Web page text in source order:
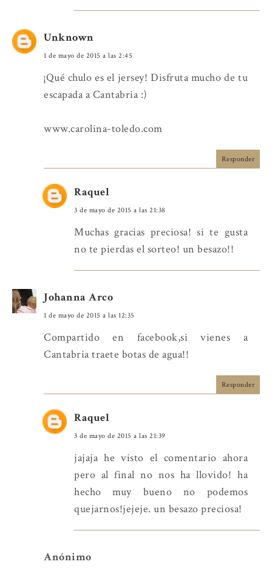
Unknown
1 de mayo de 2015 a las 2:45
¡Qué chulo es el jersey! Disfruta mucho de tu
escapada a Cantabria :)
www.carolina-toledo.com
Responder
Raquel
3 de mayo de 2015 a las 21:38
Muchas gracias preciosa! si te gusta
no te pierdas el sorteo! un besazo!!
Johanna Arco
1 de mayo de 2015 a las 12:35
Compartido en facebook,si vienes a
Cantabria traete botas de agua!!
Responder
Raquel
3 de mayo de 2015 a las 21:39
jajaja he visto el comentario ahora
pero al final no nos ha llovido! ha
hecho muy bueno no podemos
quejarnos!jejeje. un besazo preciosa!
Anónimo